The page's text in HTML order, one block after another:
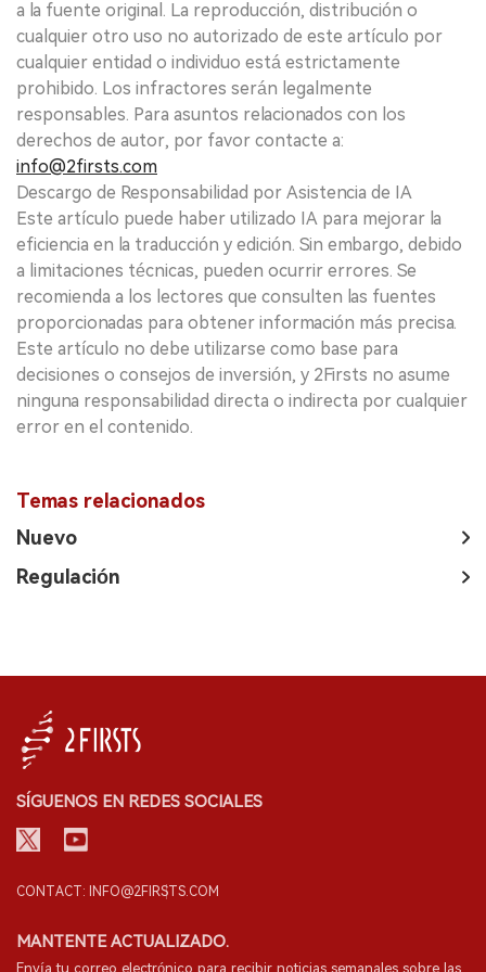
a la fuente original. La reproducción, distribución o
cualquier otro uso no autorizado de este artículo por
cualquier entidad o individuo está estrictamente
prohibido. Los infractores serán legalmente
responsables. Para asuntos relacionados con los
derechos de autor, por favor contacte a:
info@2firsts.com
Descargo de Responsabilidad por Asistencia de IA
Este artículo puede haber utilizado IA para mejorar la
eficiencia en la traducción y edición. Sin embargo, debido
a limitaciones técnicas, pueden ocurrir errores. Se
recomienda a los lectores que consulten las fuentes
proporcionadas para obtener información más precisa.
Este artículo no debe utilizarse como base para
decisiones o consejos de inversión, y 2Firsts no asume
ninguna responsabilidad directa o indirecta por cualquier
error en el contenido.
Temas relacionados
Nuevo
Regulación
SÍGUENOS EN REDES SOCIALES
CONTACT: INFO@2FIRSTS.COM
MANTENTE ACTUALIZADO.
Envía tu correo electrónico para recibir noticias semanales sobre las